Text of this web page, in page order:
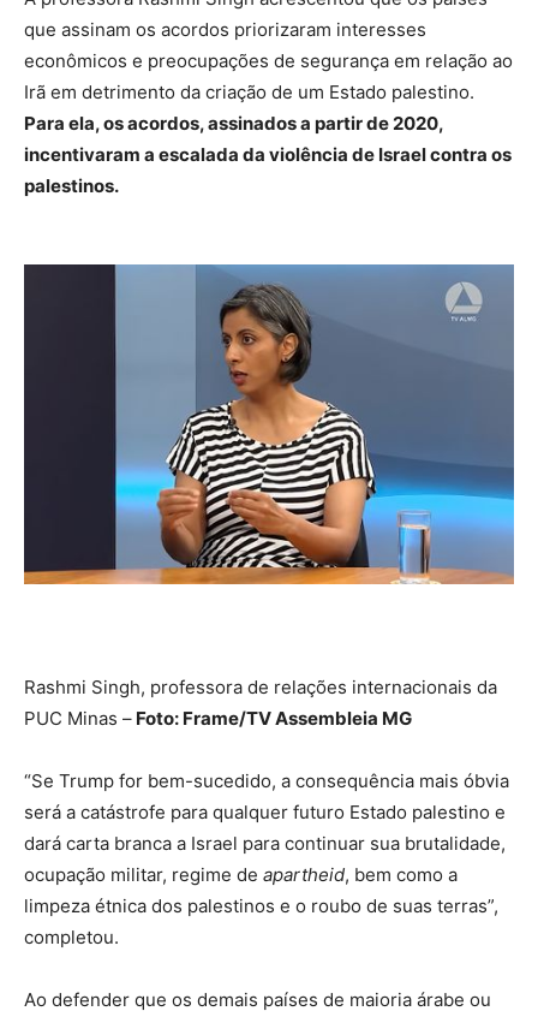
que assinam os acordos priorizaram interesses
econômicos e preocupações de segurança em relação ao
Irã em detrimento da criação de um Estado palestino.
Para ela, os acordos, assinados a partir de 2020,
incentivaram a escalada da violência de Israel contra os
palestinos.
Rashmi Singh, professora de relações internacionais da
PUC Minas – Foto: Frame/TV Assembleia MG
“Se Trump for bem-sucedido, a consequência mais óbvia
será a catástrofe para qualquer futuro Estado palestino e
dará carta branca a Israel para continuar sua brutalidade,
ocupação militar, regime de apartheid, bem como a
limpeza étnica dos palestinos e o roubo de suas terras”,
completou.
Ao defender que os demais países de maioria árabe ou